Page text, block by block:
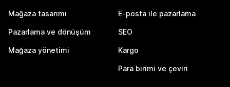
Mağaza tasarımı
Pazarlama ve dönüşüm
Mağaza yönetimi
E-posta ile pazarlama
SEO
Kargo
Para birimi ve çeviri